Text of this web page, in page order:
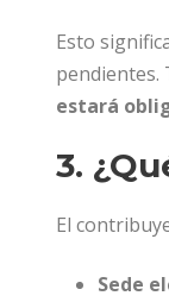
Esto
pendientes.
estará
3.
El
Sede